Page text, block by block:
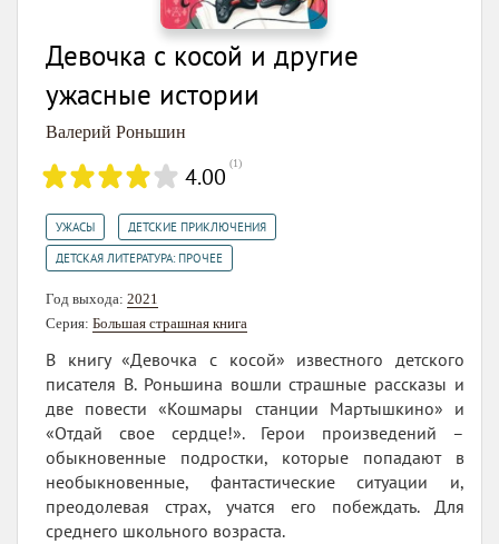
Девочка с косой и другие
ужасные истории
Валерий Роньшин
4.00 (1)
УЖАСЫ ДЕТСКИЕ ПРИКЛЮЧЕНИЯ
ДЕТСКАЯ ЛИТЕРАТУРА: ПРОЧЕЕ
Год выхода: 2021
Серия: Большая страшная книга
В книгу «Девочка с косой» известного детского
писателя В. Роньшина вошли страшные рассказы и
две повести «Кошмары станции Мартышкино» и
«Отдай свое сердце!». Герои произведений –
обыкновенные подростки, которые попадают в
необыкновенные, фантастические ситуации и,
преодолевая страх, учатся его побеждать. Для
среднего школьного возраста.